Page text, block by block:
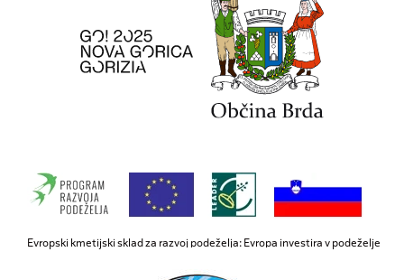
Evropski kmetijski sklad za razvoj podeželja: Evropa investira v podeželje